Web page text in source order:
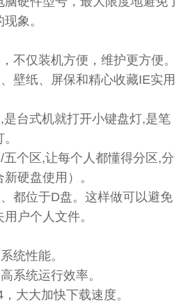
象。
不仅装机方便，维护更方便。
壁纸、屏保和精心收藏IE实用
台式机就打开小键盘灯,是笔
个区,让每个人都懂得分区,分
硬盘使用）。
都位于D盘。这样做可以避免
户个人文件。
统性能。
系统运行效率。
大大加快下载速度。